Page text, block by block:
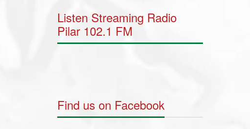
Listen Streaming Radio
Pilar 102.1 FM
Find us on Facebook